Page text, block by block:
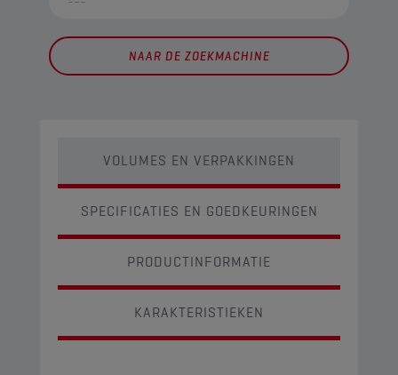
NAAR DE ZOEKMACHINE
VOLUMES EN VERPAKKINGEN
SPECIFICATIES EN GOEDKEURINGEN
PRODUCTINFORMATIE
KARAKTERISTIEKEN